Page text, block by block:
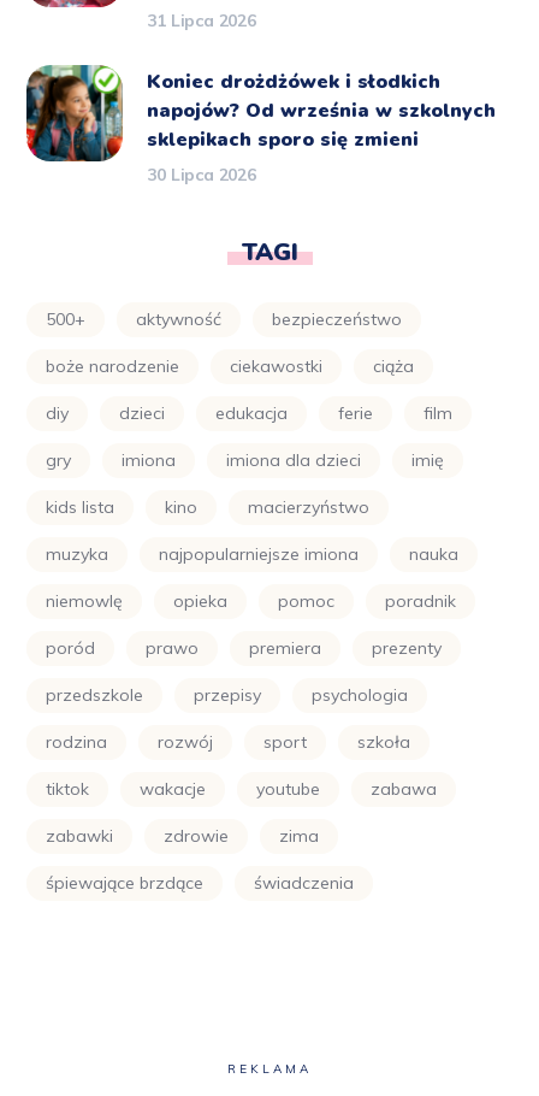
31 Lipca 2026
Koniec drożdżówek i słodkich
napojów? Od września w szkolnych
sklepikach sporo się zmieni
30 Lipca 2026
TAGI
500+ aktywność bezpieczeństwo
boże narodzenie ciekawostki ciąża
diy dzieci edukacja ferie film
gry imiona imiona dla dzieci imię
kids lista kino macierzyństwo
muzyka najpopularniejsze imiona nauka
niemowlę opieka pomoc poradnik
poród prawo premiera prezenty
przedszkole przepisy psychologia
rodzina rozwój sport szkoła
tiktok wakacje youtube zabawa
zabawki zdrowie zima
śpiewające brzdące świadczenia
REKLAMA